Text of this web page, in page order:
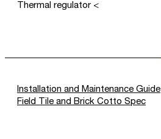
> Thermal regulator
Installation and Maintenance Guide
Field Tile and Brick Cotto Spec